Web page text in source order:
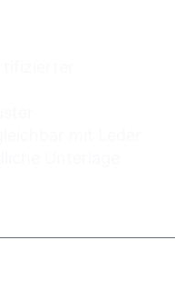
mit Leder
Unterlage